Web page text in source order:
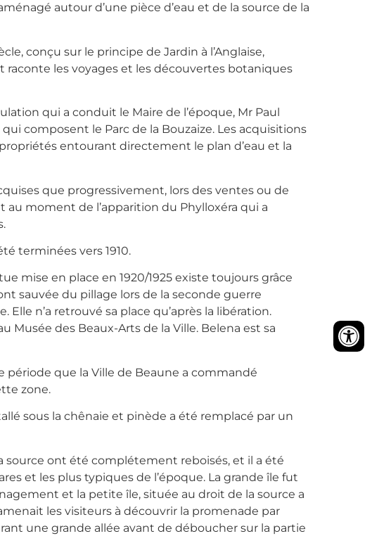
autour d’une pièce d’eau et de la source de la
conçu sur le principe de Jardin à l’Anglaise,
raconte les voyages et les découvertes botaniques
qui a conduit le Maire de l’époque, Mr Paul
composent le Parc de la Bouzaize. Les acquisitions
entourant directement le plan d’eau et la
que progressivement, lors des ventes ou de
moment de l’apparition du Phylloxéra qui a
terminées vers 1910.
mise en place en 1920/1925 existe toujours grâce
sauvée du pillage lors de la seconde guerre
Elle n’a retrouvé sa place qu’après la libération.
Musée des Beaux-Arts de la Ville. Belena est sa
période que la Ville de Beaune a commandé
zone.
sous la chênaie et pinède a été remplacé par un
source ont été complétement reboisés, et il a été
et les plus typiques de l’époque. La grande île fut
et la petite île, située au droit de la source a
les visiteurs à découvrir la promenade par
une grande allée avant de déboucher sur la partie